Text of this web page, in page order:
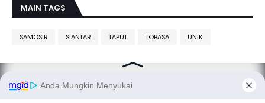
MAIN TAGS
SAMOSIR SIANTAR TAPUT TOBASA UNIK